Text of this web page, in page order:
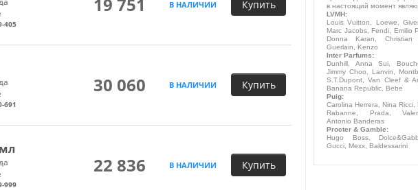
405
В НАЛИЧИИ Купить
691
30 060 В НАЛИЧИИ Купить
999
22 836 В НАЛИЧИИ Купить
в настоящий момент
LVMH:
Louis Vuitton, Loewe,
Marc Jacobs, Fendi, Emilio
Donna Karan, Christian
Guerlain, Kenzo
Inter Parfums:
Dunhill, Anna Sui,
Jimmy Choo, Lanvin,
S.T.Dupont, Van Cleef &
Banana Republic, Bebe
Puig:
Carolina Herrera, Nina Ricci,
Rabanne, Prada,
Antonio Banderas
Procter & Gamble:
Hugo Boss,
Gucci, Mexx, Baldessarini